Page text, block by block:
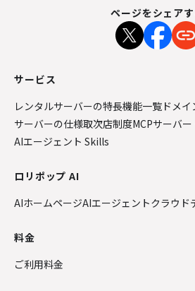
ページをシェア
サービス
レンタルサーバーの特長機能一覧 ドメ
サーバーの仕様取次店制度MCPサーバ
AIエージェント Skills
ロリポップ AI
AIホームページAIエージェントクラウド
料金
ご利用料金